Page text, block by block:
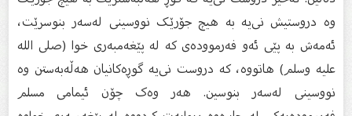
وه‌ دروستیش نی‌یه‌ به‌ هیچ جۆرێک نووسینی له‌سه‌ر بنوسرێت،
ئه‌مه‌ش به‌ پێی ئه‌و فه‌رمووده‌ی که‌ له‌ پێغه‌مبه‌ری خوا (صلى الله
عليه وسلم) هاتووه‌، که‌ دروست نی‌‌یه‌ گوڕه‌کانیان هه‌ڵه‌به‌ستن وه‌
نووسینی له‌سه‌ر بنوسین. هه‌ر وه‌ک چۆن ئیمامی مسلم